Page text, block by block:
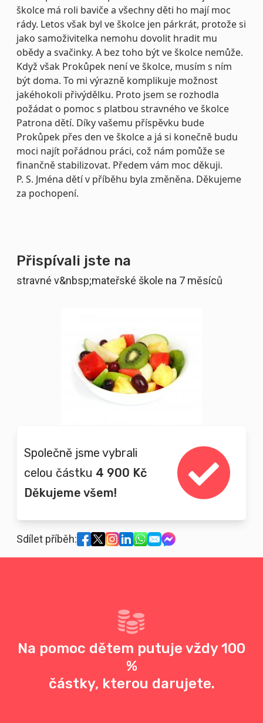
Přispívali jste na
stravné v&nbsp;mateřské škole na 7 měsíců
Společně jsme vybrali
celou částku 4 900 Kč
Děkujeme všem!
Sdílet příběh:
školce má roli baviče a všechny děti ho mají moc
rády. Letos však byl ve školce jen párkrát, protože si
jako samoživitelka nemohu dovolit hradit mu
obědy a svačinky. A bez toho být ve školce nemůže.
Když však Prokůpek není ve školce, musím s ním
být doma. To mi výrazně komplikuje možnost
jakéhokoli přivýdělku. Proto jsem se rozhodla
požádat o pomoc s platbou stravného ve školce
Patrona dětí. Díky vašemu příspěvku bude
Prokůpek přes den ve školce a já si konečně budu
moci najít pořádnou práci, což nám pomůže se
finančně stabilizovat. Předem vám moc děkuji.
P. S. Jména dětí v příběhu byla změněna. Děkujeme
za pochopení.
Na pomoc dětem putuje vždy 100
%
částky, kterou darujete.